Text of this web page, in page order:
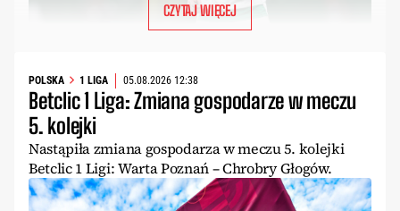
CZYTAJ WIĘCEJ
POLSKA 1 LIGA 05.08.2026 12:38
Betclic 1 Liga: Zmiana gospodarze w meczu
5. kolejki
Nastąpiła zmiana gospodarza w meczu 5. kolejki
Betclic 1 Ligi: Warta Poznań – Chrobry Głogów.